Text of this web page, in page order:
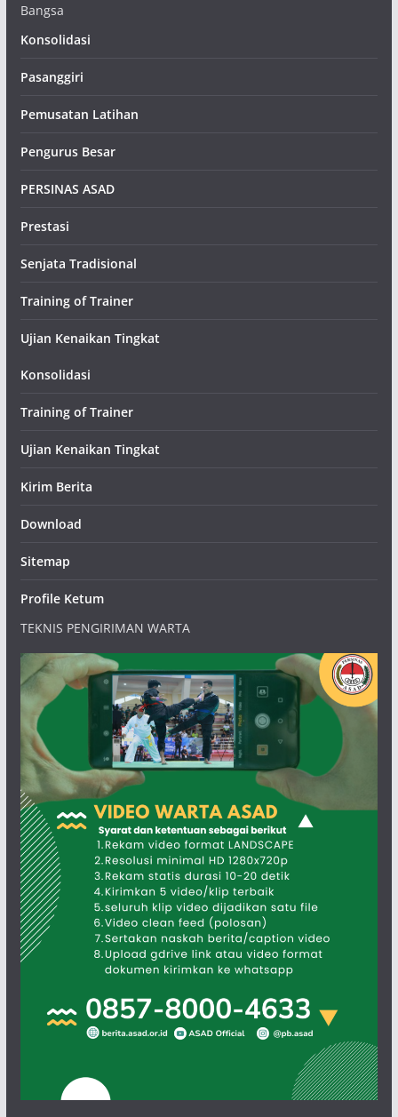
Bangsa
Konsolidasi
Pasanggiri
Pemusatan Latihan
Pengurus Besar
PERSINAS ASAD
Prestasi
Senjata Tradisional
Training of Trainer
Ujian Kenaikan Tingkat
Konsolidasi
Training of Trainer
Ujian Kenaikan Tingkat
Kirim Berita
Download
Sitemap
Profile Ketum
TEKNIS PENGIRIMAN WARTA